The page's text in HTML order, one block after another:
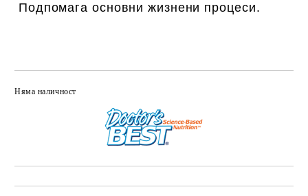
Подпомага основни жизнени процеси.
Няма наличност